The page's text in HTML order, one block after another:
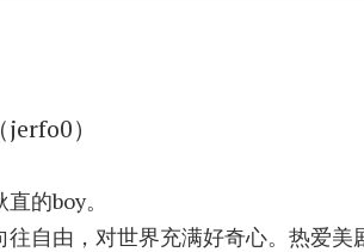
）
的boy。
往自由，对世界充满好奇心。热爱美